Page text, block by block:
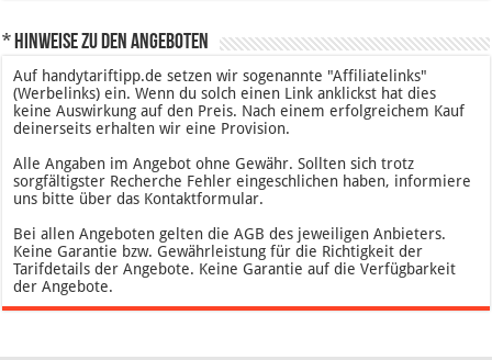
* Hinweise zu den Angeboten
Auf handytariftipp.de setzen wir sogenannte "Affiliatelinks"
(Werbelinks) ein. Wenn du solch einen Link anklickst hat dies
keine Auswirkung auf den Preis. Nach einem erfolgreichem Kauf
deinerseits erhalten wir eine Provision.
Alle Angaben im Angebot ohne Gewähr. Sollten sich trotz
sorgfältigster Recherche Fehler eingeschlichen haben, informiere
uns bitte über das Kontaktformular.
Bei allen Angeboten gelten die AGB des jeweiligen Anbieters.
Keine Garantie bzw. Gewährleistung für die Richtigkeit der
Tarifdetails der Angebote. Keine Garantie auf die Verfügbarkeit
der Angebote.